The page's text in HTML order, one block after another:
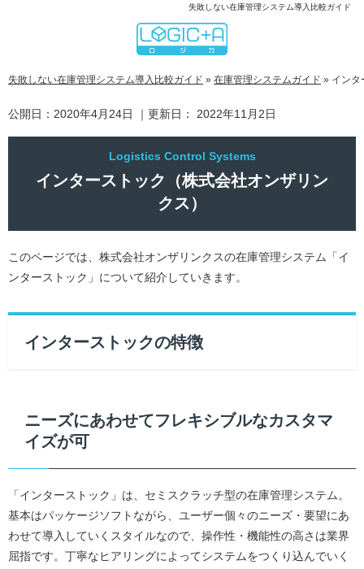
失敗しない在庫管理システム導入比較ガイド
失敗しない在庫管理システム導入比較ガイド » 在庫管理システムガイド » インタ
公開日： 2020年4月24日 ｜更新日： 2022年11月2日
インターストック（株式会社オンザリン
クス）
このページでは、株式会社オンザリンクスの在庫管理システム「イ
ンターストック」について紹介していきます。
インターストックの特徴
ニーズにあわせてフレキシブルなカスタマ
イズが可
「インターストック」は、セミスクラッチ型の在庫管理システム。
基本はパッケージソフトながら、ユーザー個々のニーズ・要望にあ
わせて導入していくスタイルなので、操作性・機能性の高さは業界
屈指です。丁寧なヒアリングによってシステムをつくり込んでいく